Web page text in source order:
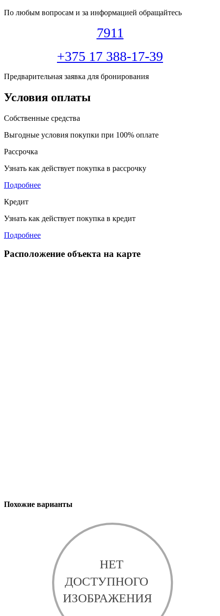
По любым вопросам и за информацией обращайтесь
7911
+375 17 388-17-39
Предварительная заявка для бронирования
Условия оплаты
Собственные средства
Выгодные условия покупки при 100% оплате
Рассрочка
Узнать как действует покупка в рассрочку
Подробнее
Кредит
Узнать как действует покупка в кредит
Подробнее
Расположение объекта на карте
Похожие варианты